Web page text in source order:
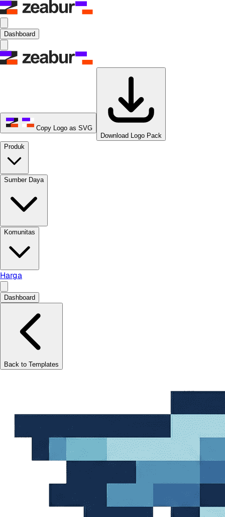
Dashboard
Copy Logo as SVG
Download Logo Pack
Produk
Sumber Daya
Komunitas
Harga
Dashboard
Back to Templates